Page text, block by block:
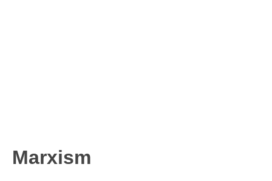
Marxism